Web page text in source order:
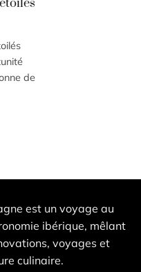
de
est un voyage au
ibérique, mêlant
voyages et
culinaire.